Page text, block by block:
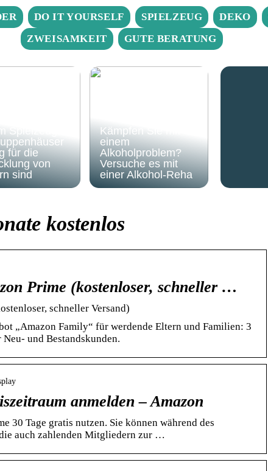
DO IT YOURSELF SPIELZEUG DEKO
ZWEISAMKEIT
GUTE BERATUNG
Spielzeug
für die
von
sind
Kämpfen Sie mit
einem
Alkoholproblem?
Versuche es mit
einer Alkohol-Reha
kostenlos
Prime (kostenloser, schneller …
schneller Versand)
„Amazon Family“ für werdende Eltern und Familien: 3
und Bestandskunden.
anmelden – Amazon
30 Tage gratis nutzen. Sie können während des
auch zahlenden Mitgliedern zur …